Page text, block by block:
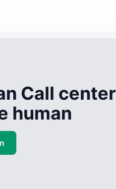
Call center
human